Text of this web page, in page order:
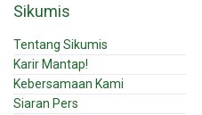
Sikumis
Tentang Sikumis
Karir Mantap!
Kebersamaan Kami
Siaran Pers